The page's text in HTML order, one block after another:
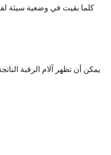
كلما بقيت في وضعية سيئة
يمكن أن تظهر آلام الرقبة